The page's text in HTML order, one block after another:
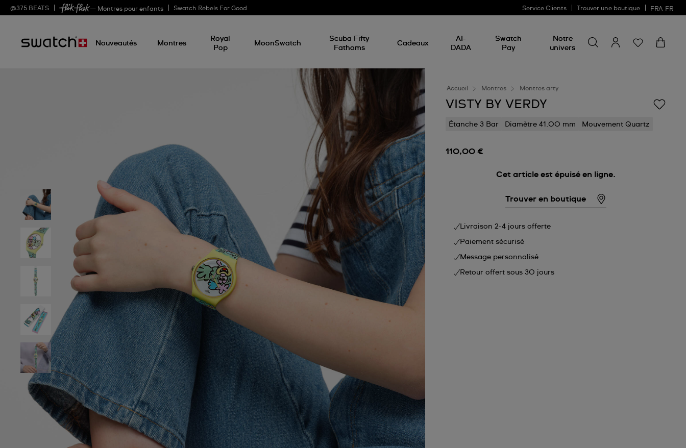
@375 BEATS — Montres pour enfants Swatch Rebels For Good Service Clients Trouver une boutique FRA FR
Nouveautés Montres
Royal
Pop
MoonSwatch
Scuba Fifty
Fathoms
Cadeaux
AI-
DADA
Swatch
Pay
Notre
univers
un
produit
Accueil Montres Montres arty
VISTY BY VERDY
Étanche 3 Bar Diamètre 41.00 mm Mouvement Quartz
110,00 €
Cet article est épuisé en ligne.
Trouver en boutique
Livraison 2-4 jours offerte
Paiement sécurisé
Message personnalisé
Retour offert sous 30 jours